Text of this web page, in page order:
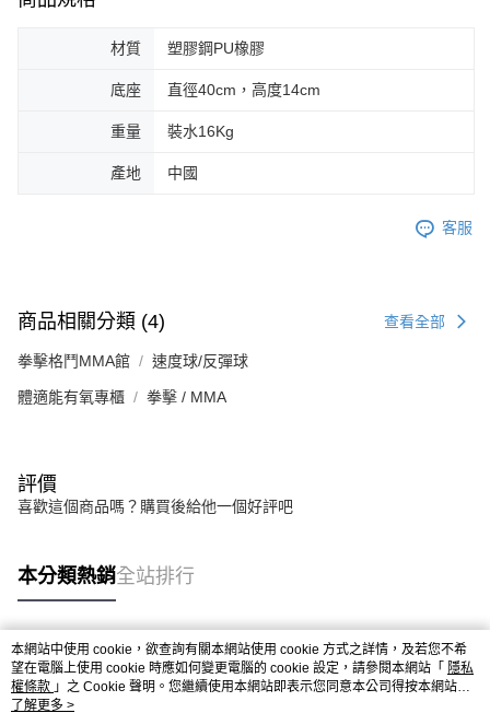
材質 塑膠鋼PU橡膠
底座 直徑40cm，高度14cm
重量 裝水16Kg
產地 中國
客服
商品相關分類 (4) 查看全部
拳擊格鬥MMA館 速度球/反彈球
體適能有氧專櫃 拳擊 / MMA
評價
喜歡這個商品嗎？購買後給他一個好評吧
本分類熱銷全站排行
熱門標籤
本網站中使用 cookie，欲查詢有關本網站使用 cookie 方式之詳情，及若您不希
望在電腦上使用 cookie 時應如何變更電腦的 cookie 設定，請參閱本網站「 隱私
權條款 」之 Cookie 聲明。您繼續使用本網站即表示您同意本公司得按本網站使
用條款之 Cookie 聲明使用 cookie。
了解更多 >